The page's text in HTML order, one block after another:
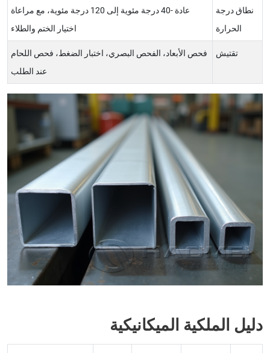
نطاق درجة
الحرارة
عادة -40 درجة مئوية إلى 120 درجة مئوية، مع مراعاة
اختيار الختم والطلاء
تقتيش
فحص الأبعاد، الفحص البصري، اختبار الضغط، فحص اللحام
عند الطلب
دليل الملكية الميكانيكية